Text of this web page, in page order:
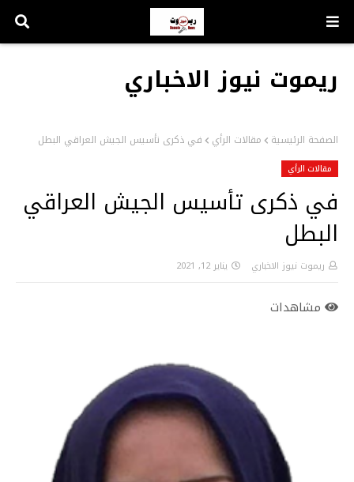
ريموت نيوز الاخباري
الصفحة الرئيسية مقالات الرأي في ذكرى تأسيس الجيش العراقي البطل
مقالات الرأي
في ذكرى تأسيس الجيش العراقي
البطل
ريموت نيوز الاخباري يناير 12, 2021
مشاهدات